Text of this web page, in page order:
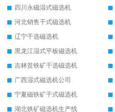
四川永磁湿式磁选机
河北销售干式磁选机
辽宁干选磁选机
黑龙江湿式平板磁选机
吉林贫铁矿干选磁选机
广西湿式磁选机公司
宁夏磁铁矿干式磁选机
湖北铁矿磁选机生产线